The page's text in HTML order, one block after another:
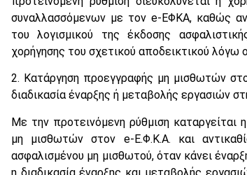
συναλλασσόμενων με τον e-ΕΦΚΑ, καθώς
του λογισμικού της έκδοσης
χορήγησης του σχετικού αποδεικτικού
2. Κατάργηση προεγγραφής μη μισθωτών
διαδικασία έναρξης ή μεταβολής εργασιών
Με την προτεινόμενη ρύθμιση καταργείται
μη μισθωτών στον e-Ε.Φ.Κ.Α. και
ασφαλισμένου μη μισθωτού, όταν κάνει